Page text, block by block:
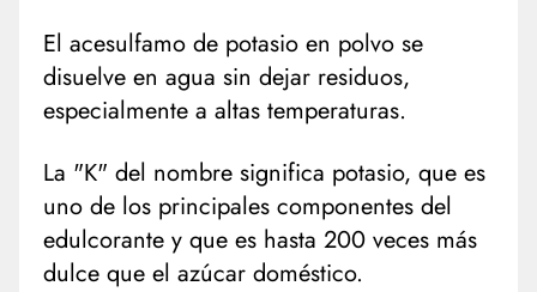
El acesulfamo de potasio en polvo se
disuelve en agua sin dejar residuos,
especialmente a altas temperaturas.
La "K" del nombre significa potasio, que es
uno de los principales componentes del
edulcorante y que es hasta 200 veces más
dulce que el azúcar doméstico.